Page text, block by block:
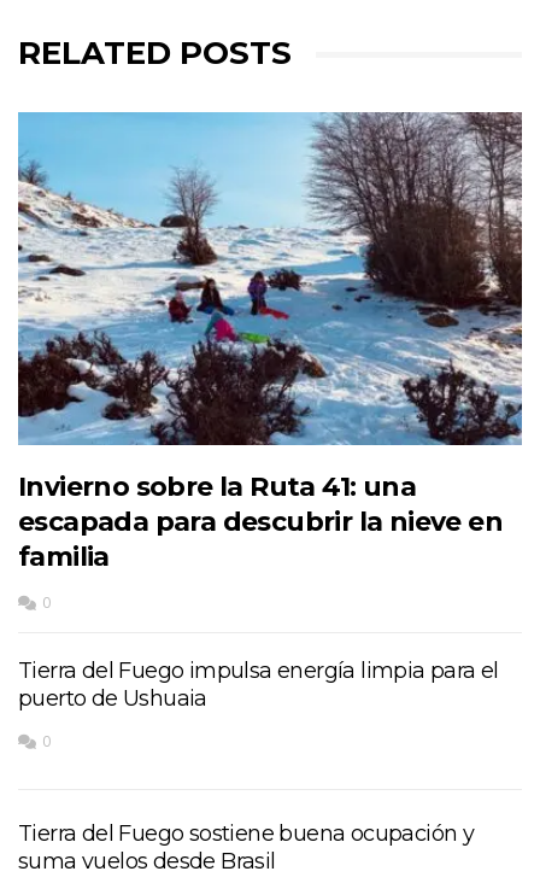
RELATED POSTS
Invierno sobre la Ruta 41: una
escapada para descubrir la nieve en
familia
0
Tierra del Fuego impulsa energía limpia para el
puerto de Ushuaia
0
Tierra del Fuego sostiene buena ocupación y
suma vuelos desde Brasil